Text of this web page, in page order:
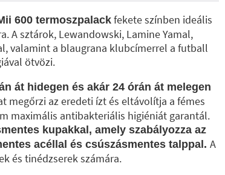
600 termoszpalack fekete színben ideális
A sztárok, Lewandowski, Lamine Yamal,
valamint a blaugrana klubcímerrel a futball
ötvözi.
át hidegen és akár 24 órán át melegen
megőrzi az eredeti ízt és eltávolítja a fémes
maximális antibakteriális higiéniát garantál.
kupakkal, amely szabályozza az
acéllal és csúszásmentes talppal. A
és tinédzserek számára.